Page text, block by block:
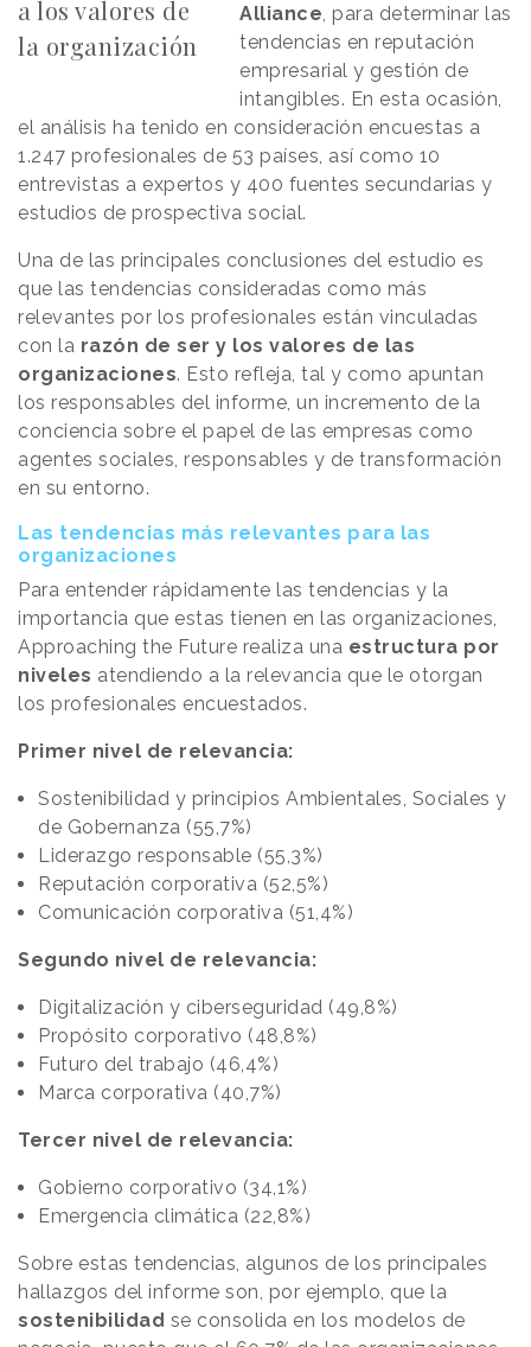
a los valores de
la organización
Alliance, para determinar las
tendencias en reputación
empresarial y gestión de
intangibles. En esta ocasión,
el análisis ha tenido en consideración encuestas a
1.247 profesionales de 53 países, así como 10
entrevistas a expertos y 400 fuentes secundarias y
estudios de prospectiva social.
Una de las principales conclusiones del estudio es
que las tendencias consideradas como más
relevantes por los profesionales están vinculadas
con la razón de ser y los valores de las
organizaciones. Esto refleja, tal y como apuntan
los responsables del informe, un incremento de la
conciencia sobre el papel de las empresas como
agentes sociales, responsables y de transformación
en su entorno.
Las tendencias más relevantes para las
organizaciones
Para entender rápidamente las tendencias y la
importancia que estas tienen en las organizaciones,
Approaching the Future realiza una estructura por
niveles atendiendo a la relevancia que le otorgan
los profesionales encuestados.
Primer nivel de relevancia:
Sostenibilidad y principios Ambientales, Sociales y
de Gobernanza (55,7%)
Liderazgo responsable (55,3%)
Reputación corporativa (52,5%)
Comunicación corporativa (51,4%)
Segundo nivel de relevancia:
Digitalización y ciberseguridad (49,8%)
Propósito corporativo (48,8%)
Futuro del trabajo (46,4%)
Marca corporativa (40,7%)
Tercer nivel de relevancia:
Gobierno corporativo (34,1%)
Emergencia climática (22,8%)
Sobre estas tendencias, algunos de los principales
hallazgos del informe son, por ejemplo, que la
sostenibilidad se consolida en los modelos de